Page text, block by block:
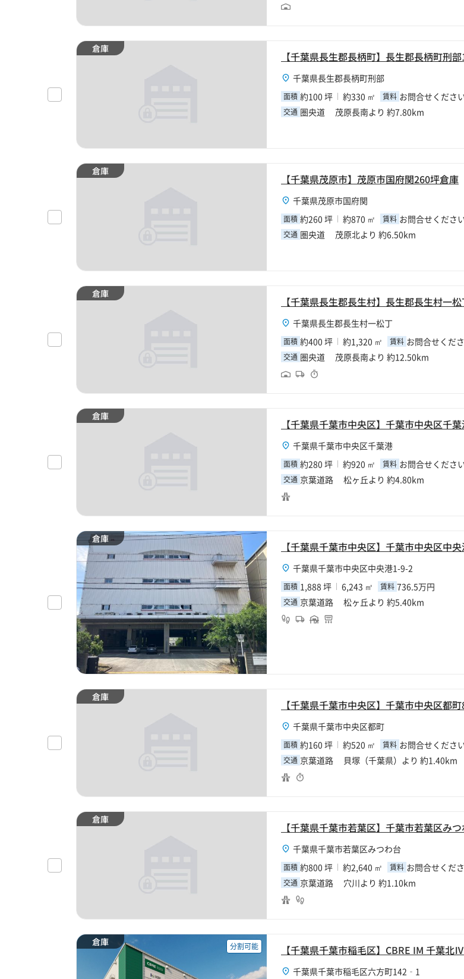
倉庫
千葉県長生郡長柄町刑部
面積 約100 坪 約330 ㎡ 賃料 お問合せくださ
交通 圏央道 茂原長南より 約7.80km
倉庫
【千葉県茂原市】茂原市国府関260坪倉庫
千葉県茂原市国府関
面積 約260 坪 約870 ㎡ 賃料 お問合せくださ
交通 圏央道 茂原北より 約6.50km
倉庫
千葉県長生郡長生村一松丁
面積 約400 坪 約1,320 ㎡ 賃料 お問合せくだ
交通 圏央道 茂原長南より 約12.50km
倉庫
千葉県千葉市中央区千葉港
面積 約280 坪 約920 ㎡ 賃料 お問合せくださ
交通 京葉道路 松ヶ丘より 約4.80km
倉庫
千葉県千葉市中央区中央港1-9-2
面積 1,888 坪 6,243 ㎡ 賃料 736.5万円
交通 京葉道路 松ヶ丘より 約5.40km
倉庫
千葉県千葉市中央区都町
面積 約160 坪 約520 ㎡ 賃料 お問合せくださ
交通 京葉道路 貝塚（千葉県）より 約1.40km
倉庫
千葉県千葉市若葉区みつわ台
面積 約800 坪 約2,640 ㎡ 賃料 お問合せくだ
交通 京葉道路 穴川より 約1.10km
倉庫 分割可能 【千葉県千葉市稲毛区】CBRE IM 千葉北Ⅳ
千葉県千葉市稲毛区六方町142‐1